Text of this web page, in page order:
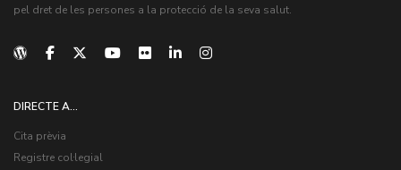
pel dret de les persones a la protecció de la seva salut.
DIRECTE A...
Cita prèvia
Registre col·legial